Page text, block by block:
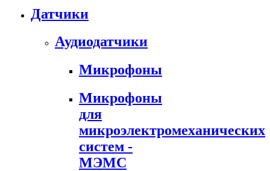
Датчики
Аудиодатчики
Микрофоны
Микрофоны
для
микроэлектромеханических
систем -
МЭМС